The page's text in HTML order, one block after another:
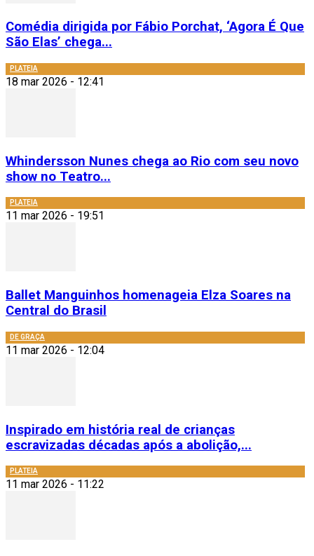
Comédia dirigida por Fábio Porchat, ‘Agora É Que
São Elas’ chega...
PLATEIA
18 mar 2026 - 12:41
Whindersson Nunes chega ao Rio com seu novo
show no Teatro...
PLATEIA
11 mar 2026 - 19:51
Ballet Manguinhos homenageia Elza Soares na
Central do Brasil
DE GRAÇA
11 mar 2026 - 12:04
Inspirado em história real de crianças
escravizadas décadas após a abolição,...
PLATEIA
11 mar 2026 - 11:22